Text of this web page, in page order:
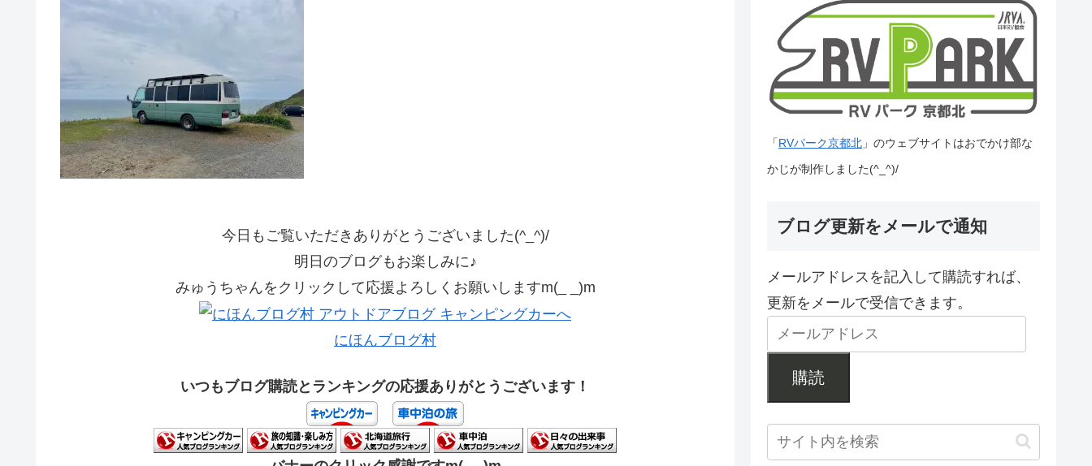
今日もご覧いただきありがとうございました(^_^)/
明日のブログもお楽しみに♪
みゅうちゃんをクリックして応援よろしくお願いしますm(_ _)m
にほんブログ村
いつもブログ購読とランキングの応援ありがとうございます！
「RVパーク京都北 」のウェブサイトはおでかけ部な
かじが制作しました(^_^)/
ブログ更新をメールで通知
メールアドレスを記入して購読すれば、
更新をメールで受信できます。
購読